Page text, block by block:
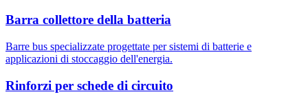
Barra collettore della batteria
Barre bus specializzate progettate per sistemi di batterie e
applicazioni di stoccaggio dell'energia.
Rinforzi per schede di circuito